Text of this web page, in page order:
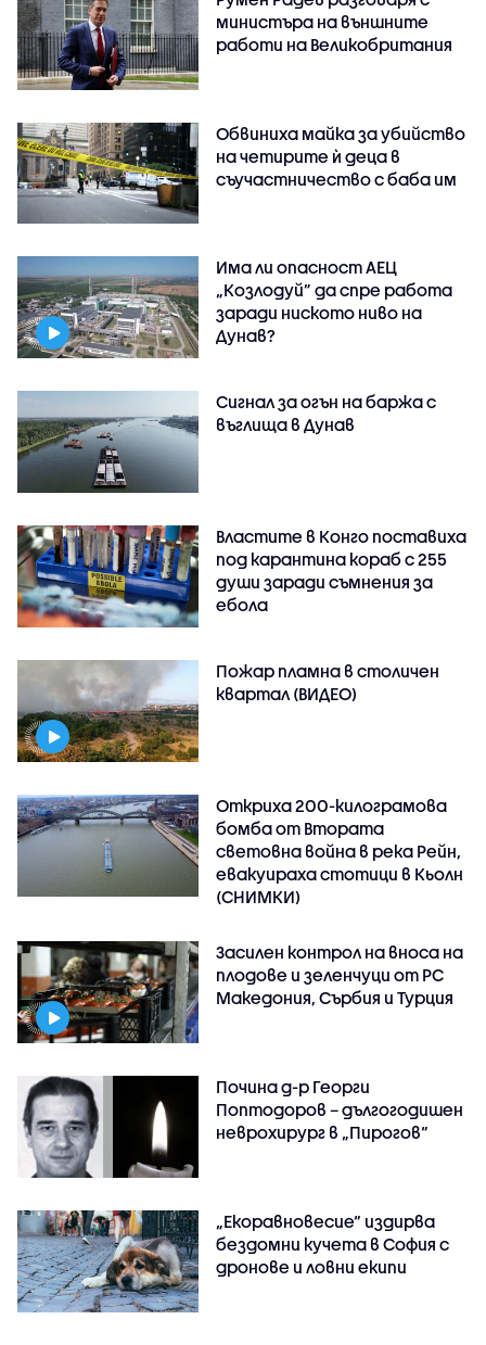
министъра на външните
работи на Великобритания
Обвиниха майка за убийство
на четирите ѝ деца в
съучастничество с баба им
Има ли опасност АЕЦ
„Козлодуй” да спре работа
заради ниското ниво на
Дунав?
Сигнал за огън на баржа с
въглища в Дунав
Властите в Конго поставиха
под карантина кораб с 255
души заради съмнения за
ебола
Пожар пламна в столичен
квартал (ВИДЕО)
Откриха 200-килограмова
бомба от Втората
световна война в река Рейн,
евакуираха стотици в Кьолн
(СНИМКИ)
Засилен контрол на вноса на
плодове и зеленчуци от РС
Македония, Сърбия и Турция
Почина д-р Георги
Поптодоров – дългогодишен
неврохирург в „Пирогов“
„Екоравновесие“ издирва
бездомни кучета в София с
дронове и ловни екипи